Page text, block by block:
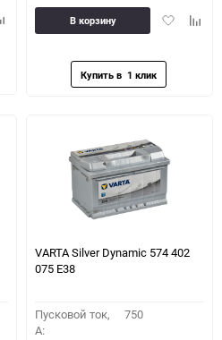
Добавить
В корзину
VARTA Silver Dynamic 574 402
075 E38
Пусковой ток,
A:
750